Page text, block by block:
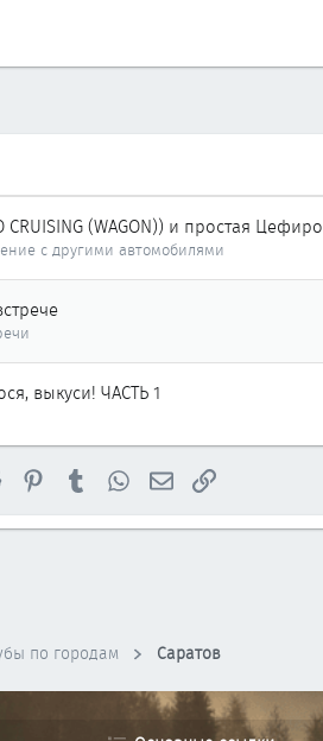
(WAGON)) и простая Цефиро
с другими автомобилями
выкуси! ЧАСТЬ 1
Reddit PinterestTumblrWhatsAppЭлектронная почта
Ссылка
по городам Саратов